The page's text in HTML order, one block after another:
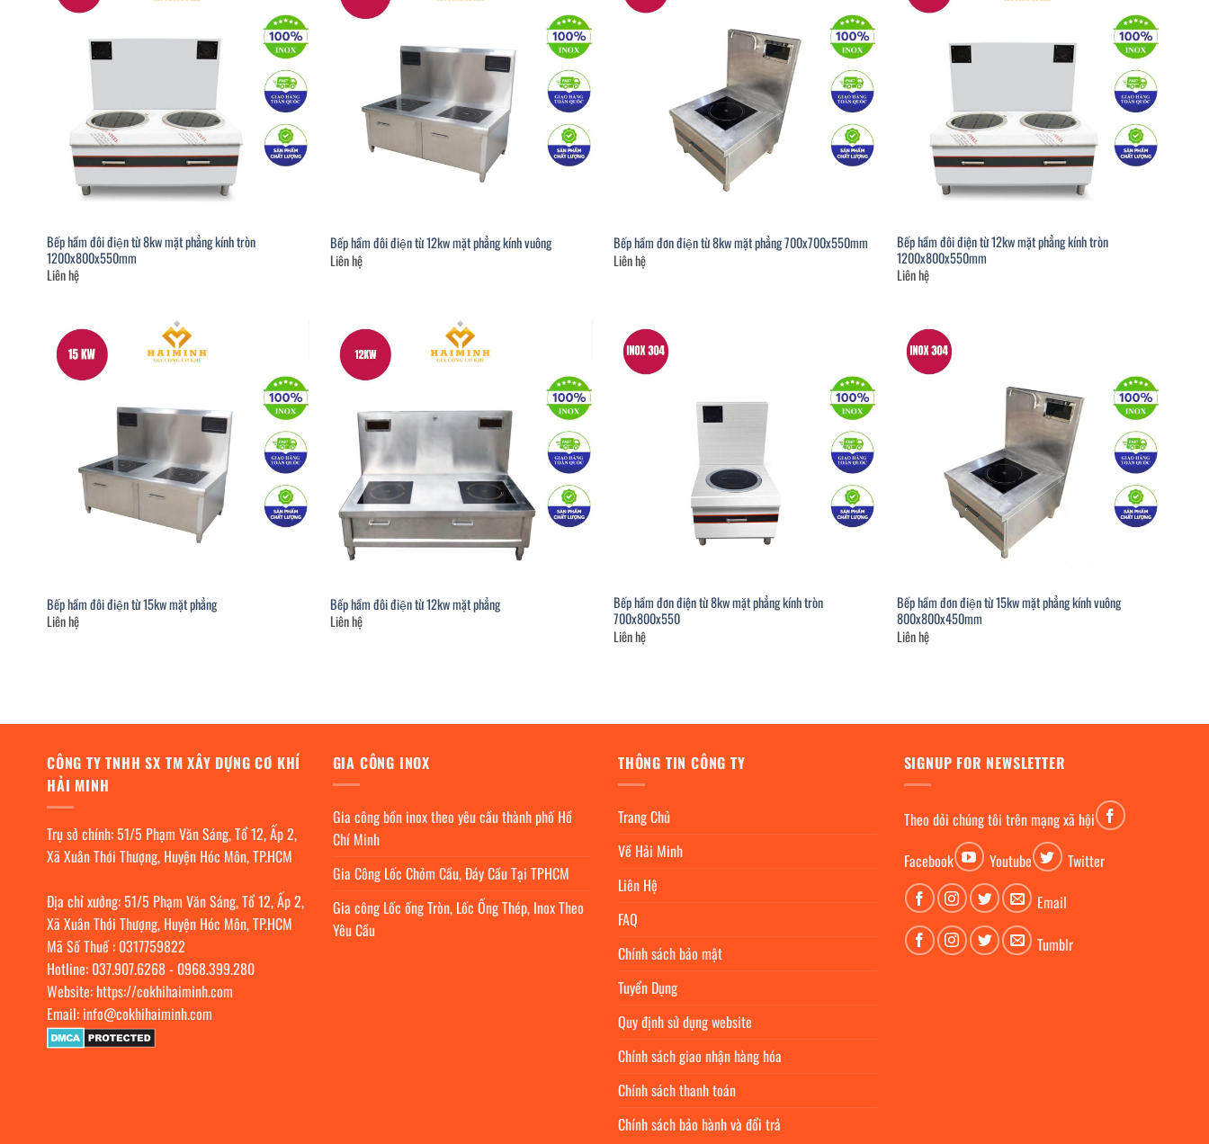
Bếp hầm đôi điện từ 8kw mặt phẳng kính tròn
1200x800x550mm
Liên hệ
Bếp hầm đôi điện từ 12kw mặt phẳng kính vuông
Liên hệ
Bếp hầm đơn điện từ 8kw mặt phẳng 700x700x550mm
Liên hệ
Bếp hầm đôi điện từ 12kw mặt phẳng kính tròn
1200x800x550mm
Liên hệ
Bếp hầm đôi điện từ 15kw mặt phẳng
Liên hệ
Bếp hầm đôi điện từ 12kw mặt phẳng
Liên hệ
Bếp hầm đơn điện từ 8kw mặt phẳng kính tròn
700x800x550
Liên hệ
Bếp hầm đơn điện từ 15kw mặt phẳng kính vuông
800x800x450mm
Liên hệ
CÔNG TY TNHH SX TM XÂY DỰNG CƠ KHÍ
HẢI MINH
Trụ sở chính: 51/5 Phạm Văn Sáng, Tổ 12, Ấp 2,
Xã Xuân Thới Thượng, Huyện Hóc Môn, TP.HCM
Địa chỉ xưởng: 51/5 Phạm Văn Sáng, Tổ 12, Ấp 2,
Xã Xuân Thới Thượng, Huyện Hóc Môn, TP.HCM
Mã Số Thuế : 0317759822
Hotline: 037.907.6268- 0968.399.280
Website: https://cokhihaiminh.com
Email: info@cokhihaiminh.com
GIA CÔNG INOX
Gia công bồn inox theo yêu cầu thành phố Hồ
Chí Minh
Gia Công Lốc Chỏm Cầu, Đáy Cầu Tại TPHCM
Gia công Lốc ống Tròn, Lốc Ống Thép, Inox Theo
Yêu Cầu
THÔNG TIN CÔNG TY
Trang Chủ
Về Hải Minh
Liên Hệ
FAQ
Chính sách bảo mật
Tuyển Dụng
Quy định sử dụng website
Chính sách giao nhận hàng hóa
Chính sách thanh toán
Chính sách bảo hành và đổi trả
SIGNUP FOR NEWSLETTER
Theo dỏi chúng tôi trên mạng xã hội
Facebook
Youtube
Twitter
Email
Tumblr